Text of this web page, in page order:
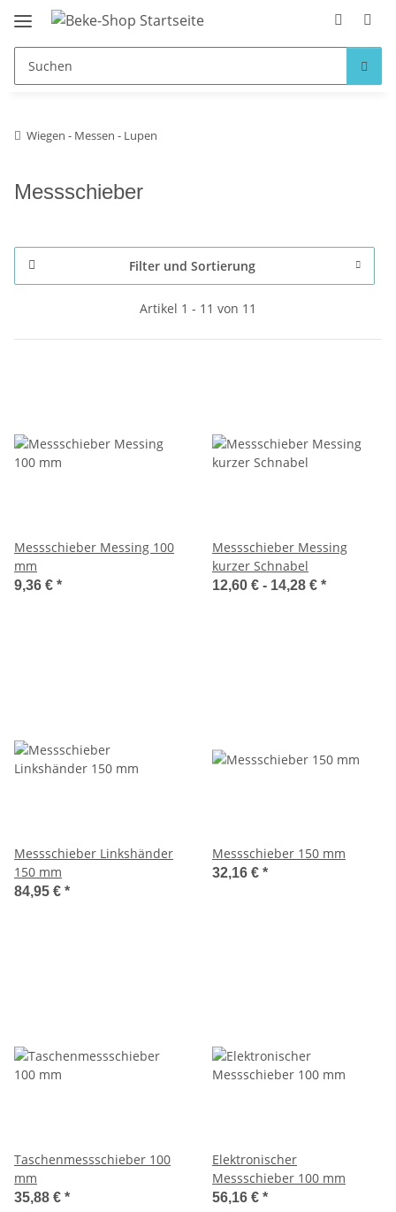
Wiegen - Messen - Lupen
Messschieber
Filter und Sortierung
Artikel 1 - 11 von 11
Messschieber Messing 100
mm
9,36 € *
Messschieber Messing
kurzer Schnabel
12,60 € - 14,28 € *
Messschieber Linkshänder
150 mm
84,95 € *
Messschieber 150 mm
32,16 € *
Taschenmessschieber 100
mm
35,88 € *
Elektronischer
Messschieber 100 mm
56,16 € *